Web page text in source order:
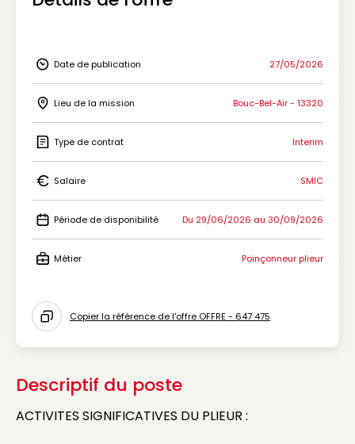
Icon Date de publication
Date de publication 27/05/2026
Icon Lieu de la mission
Lieu de la mission Bouc-Bel-Air - 13320
Icon Type de contrat
Type de contrat Interim
Icon Salaire
Salaire SMIC
Icon Période de disponibilité
Période de disponibilité Du 29/06/2026 au 30/09/2026
Métier Poinçonneur plieur
Icon copy to clipboard
Copier la référence de l'offre OFFRE - 647 475
Descriptif du poste
ACTIVITES SIGNIFICATIVES DU PLIEUR :